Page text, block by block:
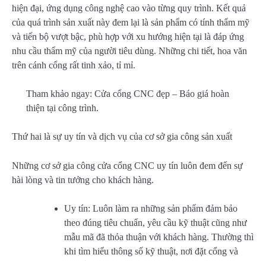
hiện đại, ứng dụng công nghệ cao vào từng quy trình. Kết quả
của quá trình sản xuất này đem lại là sản phẩm có tính thẩm mỹ
và tiến bộ vượt bậc, phù hợp với xu hướng hiện tại là đáp ứng
nhu cầu thẩm mỹ của người tiêu dùng. Những chi tiết, hoa văn
trên cánh cổng rất tinh xảo, tỉ mỉ.
Tham khảo ngay: Cửa cổng CNC đẹp – Báo giá hoàn
thiện tại công trình.
Thứ hai là sự uy tín và dịch vụ của cơ sở gia công sản xuất
Những cơ sở gia công cửa cổng CNC uy tín luôn đem đến sự
hài lòng và tin tưởng cho khách hàng.
Uy tín: Luôn làm ra những sản phẩm đảm bảo
theo đúng tiêu chuẩn, yêu cầu kỹ thuật cũng như
mẫu mã đã thỏa thuận với khách hàng. Thường thì
khi tìm hiểu thông số kỹ thuật, nơi đặt cổng và